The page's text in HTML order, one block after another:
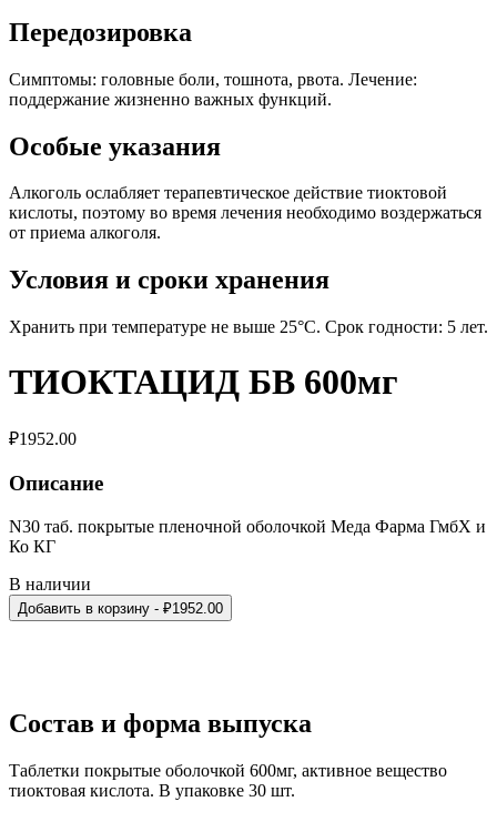
Передозировка
Симптомы: головные боли, тошнота, рвота. Лечение:
поддержание жизненно важных функций.
Особые указания
Алкоголь ослабляет терапевтическое действие тиоктовой
кислоты, поэтому во время лечения необходимо воздержаться
от приема алкоголя.
Условия и сроки хранения
Хранить при температуре не выше 25°С. Срок годности: 5 лет.
ТИОКТАЦИД БВ 600мг
₽1952.00
Описание
N30 таб. покрытые пленочной оболочкой Меда Фарма ГмбХ и
Ко КГ
В наличии
Добавить в корзину - ₽1952.00
Состав и форма выпуска
Таблетки покрытые оболочкой 600мг, активное вещество
тиоктовая кислота. В упаковке 30 шт.